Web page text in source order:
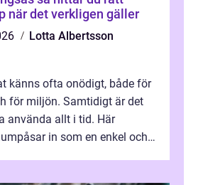
när det verkligen gäller
Lotta Albertsson
känns ofta onödigt, både för
för miljön. Samtidigt är det
använda allt i tid. Här
in som en enkel och